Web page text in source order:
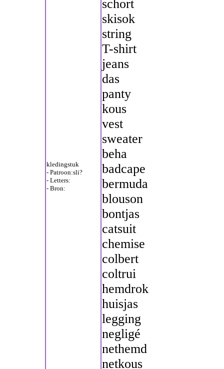
kledingstuk
- Patroon:sli?
- Letters:
- Bron:
schort
skisok
string
T-shirt
jeans
das
panty
kous
vest
sweater
beha
badcape
bermuda
blouson
bontjas
catsuit
chemise
colbert
coltrui
hemdrok
huisjas
legging
negligé
nethemd
netkous